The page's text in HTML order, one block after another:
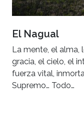
El Nagual
La mente, el alma,
gracia, el cielo, el
fuerza vital,
Supremo… Todo…